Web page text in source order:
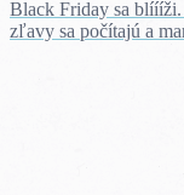
Black Friday sa blíííži.
zľavy sa počítajú a